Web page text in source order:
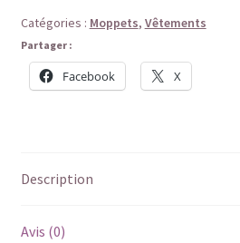
pièces
pour
garçon
Moppet
Catégories : Moppets, Vêtements
Partager :
Facebook X
Description
Avis (0)